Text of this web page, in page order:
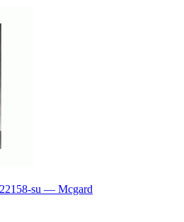
su — Mcgard